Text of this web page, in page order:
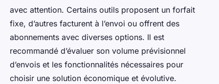
avec attention. Certains outils proposent un forfait
fixe, d’autres facturent à l’envoi ou offrent des
abonnements avec diverses options. Il est
recommandé d’évaluer son volume prévisionnel
d’envois et les fonctionnalités nécessaires pour
choisir une solution économique et évolutive.